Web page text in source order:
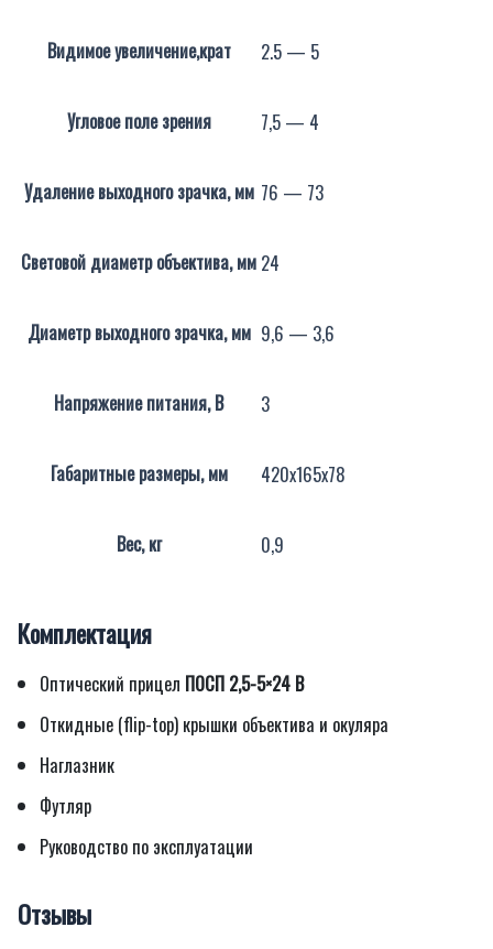
Видимое увеличение,крат 2.5 — 5
Угловое поле зрения 7,5 — 4
Удаление выходного зрачка, мм 76 — 73
Световой диаметр объектива, мм 24
Диаметр выходного зрачка, мм 9,6 — 3,6
Напряжение питания, В 3
Габаритные размеры, мм 420x165x78
Вес, кг 0,9
Комплектация
Оптический прицел ПОСП 2,5-5×24 В
Откидные (flip-top) крышки объектива и окуляра
Наглазник
Футляр
Руководство по эксплуатации
Отзывы